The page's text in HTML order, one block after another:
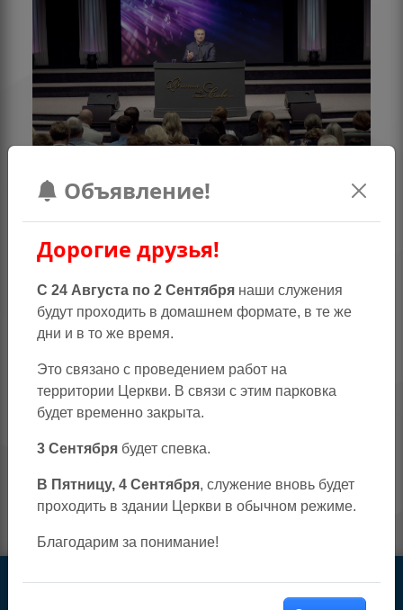
Объявление!
Дорогие друзья!
С 24 Августа по 2 Сентября наши служения
будут проходить в домашнем формате, в те же
дни и в то же время.
Это связано с проведением работ на
территории Церкви. В связи с этим парковка
будет временно закрыта.
3 Сентября будет спевка.
В Пятницу, 4 Сентября, служение вновь будет
проходить в здании Церкви в обычном режиме.
Благодарим за понимание!
Июль 31, 2026 – Пятница
Даниил Максимов
Право на власть отложить прежний образ жизни - чтобы
Анатолий Онищенко
Призванные к совершенству